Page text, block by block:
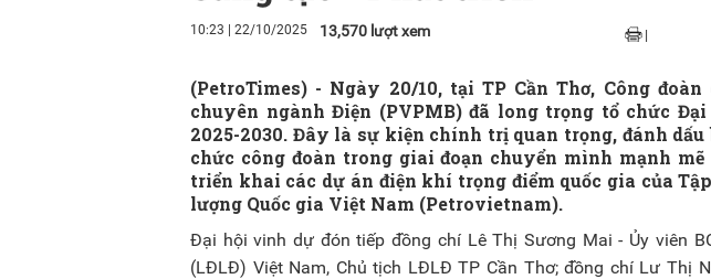
10:23 | 22/10/2025 13,570 lượt xem |
(PetroTimes) - Ngày 20/10, tại TP Cần Thơ, Công
chuyên ngành Điện (PVPMB) đã long trọng tổ chức
2025-2030. Đây là sự kiện chính trị quan trọng, đánh
chức công đoàn trong giai đoạn chuyển mình mạnh
triển khai các dự án điện khí trọng điểm quốc gia của
lượng Quốc gia Việt Nam (Petrovietnam).
Đại hội vinh dự đón tiếp đồng chí Lê Thị Sương Mai - Ủy viên
(LĐLĐ) Việt Nam, Chủ tịch LĐLĐ TP Cần Thơ; đồng chí Lư Thị